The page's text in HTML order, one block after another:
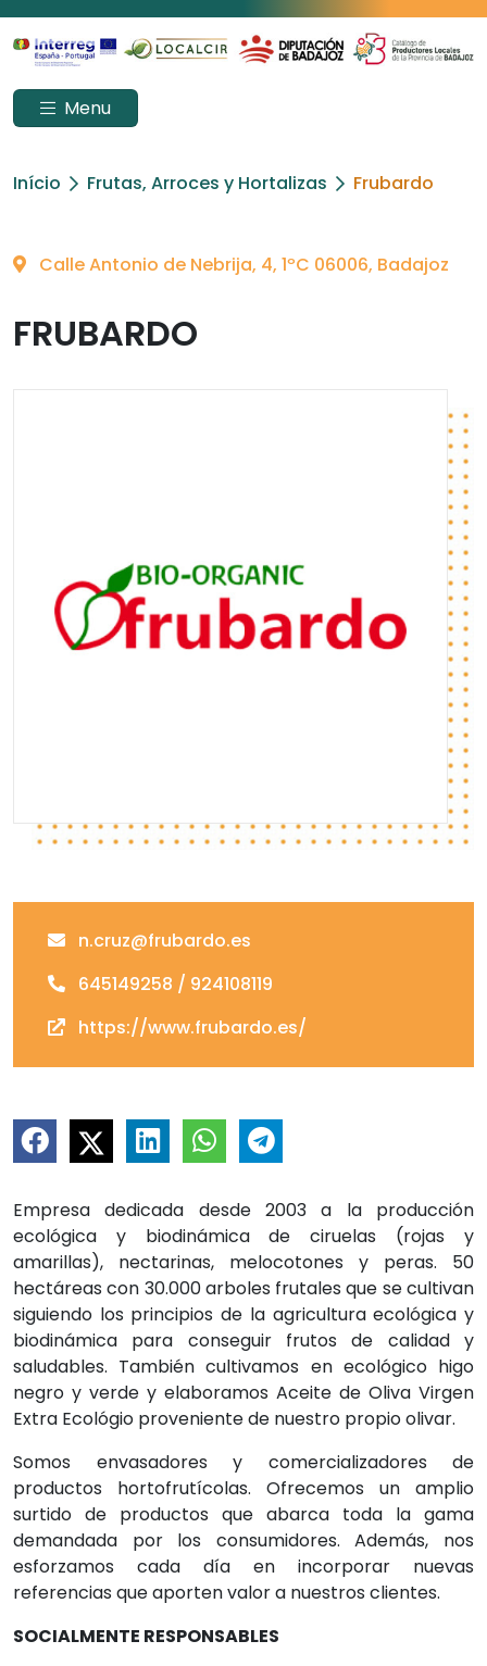
Menu
Início Frutas, Arroces y Hortalizas Frubardo
Calle Antonio de Nebrija, 4, 1ºC 06006, Badajoz
FRUBARDO
n.cruz@frubardo.es
645149258 / 924108119
https://www.frubardo.es/
Empresa dedicada desde 2003 a la producción
ecológica y biodinámica de ciruelas (rojas y
amarillas), nectarinas, melocotones y peras. 50
hectáreas con 30.000 arboles frutales que se cultivan
siguiendo los principios de la agricultura ecológica y
biodinámica para conseguir frutos de calidad y
saludables. También cultivamos en ecológico higo
negro y verde y elaboramos Aceite de Oliva Virgen
Extra Ecológio proveniente de nuestro propio olivar.
Somos envasadores y comercializadores de
productos hortofrutícolas. Ofrecemos un amplio
surtido de productos que abarca toda la gama
demandada por los consumidores. Además, nos
esforzamos cada día en incorporar nuevas
referencias que aporten valor a nuestros clientes.
SOCIALMENTE RESPONSABLES